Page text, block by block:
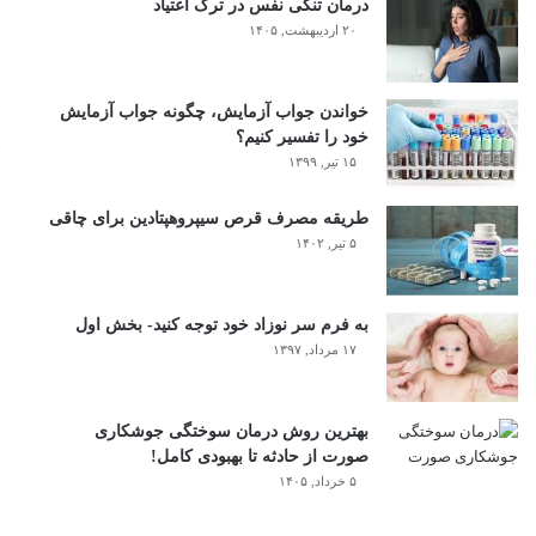
درمان تنگی نفس در ترک اعتیاد
۲۰ اردیبهشت, ۱۴۰۵
خواندن جواب آزمایش، چگونه جواب آزمایش
خود را تفسیر کنیم؟
۱۵ تیر, ۱۳۹۹
طریقه مصرف قرص سیپروهپتادین برای چاقی
۵ تیر, ۱۴۰۲
به فرم سر نوزاد خود توجه کنید- بخش اول
۱۷ مرداد, ۱۳۹۷
بهترین روش درمان سوختگی جوشکاری
صورت از حادثه تا بهبودی کامل!
۵ خرداد, ۱۴۰۵